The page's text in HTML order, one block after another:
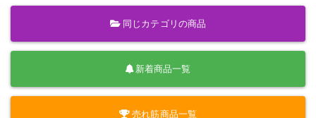
同じカテゴリの商品
新着商品一覧
売れ筋商品一覧